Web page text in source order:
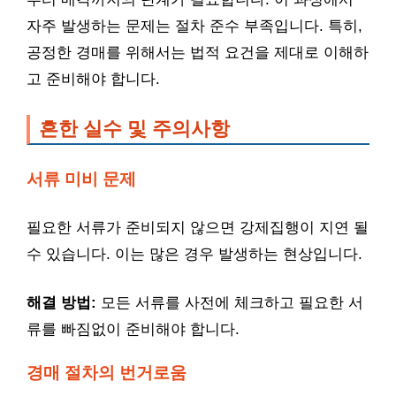
자주 발생하는 문제는 절차 준수 부족입니다. 특히,
공정한 경매를 위해서는 법적 요건을 제대로 이해하
고 준비해야 합니다.
흔한 실수 및 주의사항
서류 미비 문제
필요한 서류가 준비되지 않으면 강제집행이 지연 될
수 있습니다. 이는 많은 경우 발생하는 현상입니다.
해결 방법: 모든 서류를 사전에 체크하고 필요한 서
류를 빠짐없이 준비해야 합니다.
경매 절차의 번거로움